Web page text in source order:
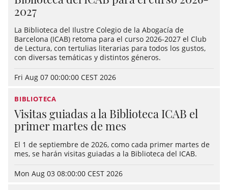
2027
La Biblioteca del Ilustre Colegio de la Abogacía de
Barcelona (ICAB) retoma para el curso 2026-2027 el Club
de Lectura, con tertulias literarias para todos los gustos,
con diversas temáticas y distintos géneros.
Fri Aug 07 00:00:00 CEST 2026
BIBLIOTECA
Visitas guiadas a la Biblioteca ICAB el
primer martes de mes
El 1 de septiembre de 2026, como cada primer martes de
mes, se harán visitas guiadas a la Biblioteca del ICAB.
Mon Aug 03 08:00:00 CEST 2026